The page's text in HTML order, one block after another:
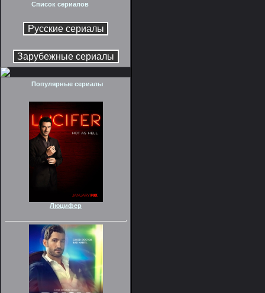
Список сериалов
Популярные сериалы
Люцифер